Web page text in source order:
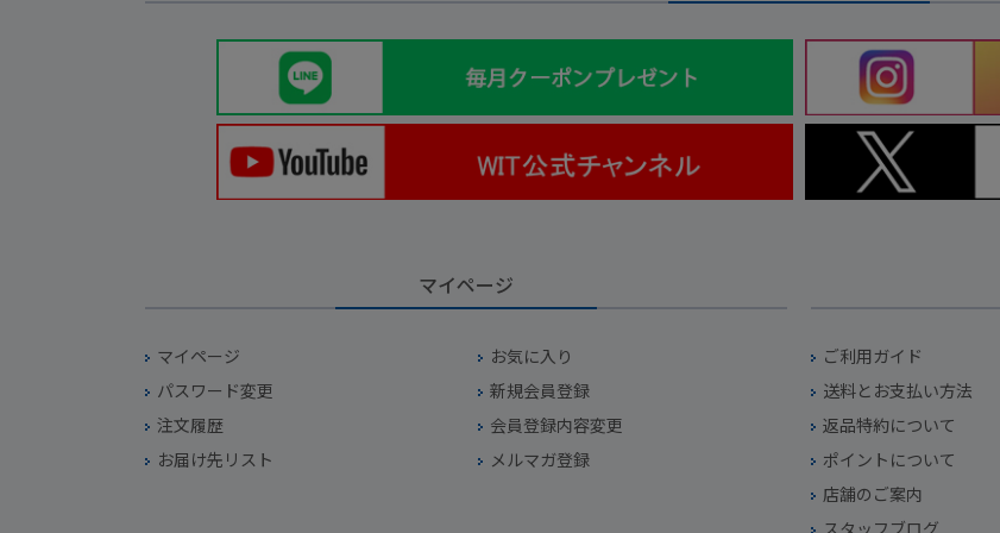
マイページ
マイページ
お気に入り
パスワード変更
新規会員登録
注文履歴
会員登録内容変更
お届け先リスト
メルマガ登録
ご利用ガイド
送料とお支払い方法
返品特約について
ポイントについて
店舗のご案内
スタッフブログ